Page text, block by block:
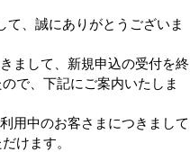
、誠にありがとうございま
まして、新規申込の受付を終
で、下記にご案内いたしま
用中のお客さまにつきまして
けます。